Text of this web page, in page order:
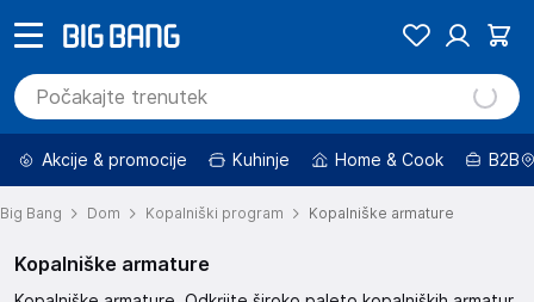
Akcije & promocije Kuhinje Home & Cook B2B
Big Bang Dom Kopalniški program Kopalniške armature
Kopalniške armature